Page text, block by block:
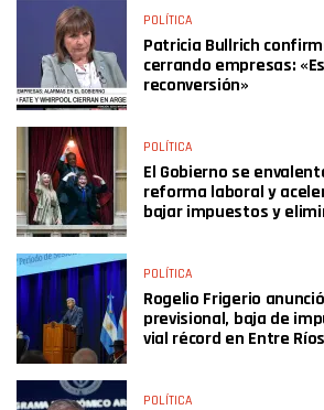
POLÍTICA
Patricia Bullrich
cerrando empresas:
reconversión»
POLÍTICA
El Gobierno se
reforma laboral y
bajar impuestos y
POLÍTICA
Rogelio Frigerio
previsional, baja de
vial récord en Entre Ríos
POLÍTICA